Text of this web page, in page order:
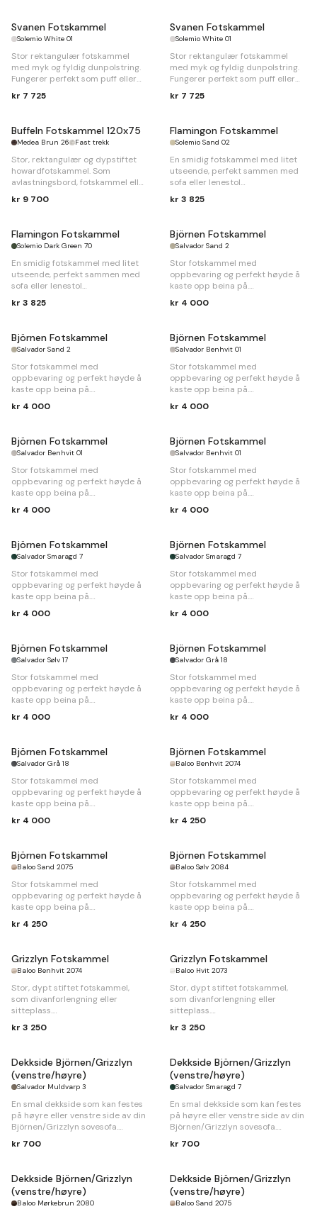
Svanen Fotskammel
Solemio White 01
Stor rektangulær fotskammel
med myk og fyldig dunpolstring.
Fungerer perfekt som puff eller
kr 7 725
Svanen Fotskammel
Solemio White 01
Stor rektangulær fotskammel
med myk og fyldig dunpolstring.
Fungerer perfekt som puff eller
kr 7 725
Buffeln Fotskammel 120x75
Medea Brun 26 Fast trekk
Stor, rektangulær og dypstiftet
howardfotskammel. Som
avlastningsbord, fotskammel eller
kr 9 700
Flamingon Fotskammel
Solemio Sand 02
En smidig fotskammel med litet
utseende, perfekt sammen med
sofa eller lenestol
B71 xD52 x
kr 3 825
Flamingon Fotskammel
Solemio Dark Green 70
En smidig fotskammel med litet
utseende, perfekt sammen med
sofa eller lenestol
B71 xD52 x
kr 3 825
Björnen Fotskammel
Salvador Sand 2
Stor fotskammel med
oppbevaring og perfekt høyde å
kaste opp beina på.
B100 xD
kr 4 000
Björnen Fotskammel
Salvador Sand 2
Stor fotskammel med
oppbevaring og perfekt høyde å
kaste opp beina på.
B100 xD
kr 4 000
Björnen Fotskammel
Salvador Benhvit 01
Stor fotskammel med
oppbevaring og perfekt høyde å
kaste opp beina på.
B100 xD
kr 4 000
Björnen Fotskammel
Salvador Benhvit 01
Stor fotskammel med
oppbevaring og perfekt høyde å
kaste opp beina på.
B100 xD
kr 4 000
Björnen Fotskammel
Salvador Benhvit 01
Stor fotskammel med
oppbevaring og perfekt høyde å
kaste opp beina på.
B100 xD
kr 4 000
Björnen Fotskammel
Salvador Smaragd 7
Stor fotskammel med
oppbevaring og perfekt høyde å
kaste opp beina på.
B100 xD
kr 4 000
Björnen Fotskammel
Salvador Smaragd 7
Stor fotskammel med
oppbevaring og perfekt høyde å
kaste opp beina på.
B100 xD
kr 4 000
Björnen Fotskammel
Salvador Sølv 17
Stor fotskammel med
oppbevaring og perfekt høyde å
kaste opp beina på.
B100 xD
kr 4 000
Björnen Fotskammel
Salvador Grå 18
Stor fotskammel med
oppbevaring og perfekt høyde å
kaste opp beina på.
B100 xD
kr 4 000
Björnen Fotskammel
Salvador Grå 18
Stor fotskammel med
oppbevaring og perfekt høyde å
kaste opp beina på.
B100 xD
kr 4 000
Björnen Fotskammel
Baloo Benhvit 2074
Stor fotskammel med
oppbevaring og perfekt høyde å
kaste opp beina på.
B100 xD
kr 4 250
Björnen Fotskammel
Baloo Sand 2075
Stor fotskammel med
oppbevaring og perfekt høyde å
kaste opp beina på.
B100 xD
kr 4 250
Björnen Fotskammel
Baloo Sølv 2084
Stor fotskammel med
oppbevaring og perfekt høyde å
kaste opp beina på.
B100 xD
kr 4 250
Grizzlyn Fotskammel
Baloo Benhvit 2074
Stor, dypt stiftet fotskammel,
som divanforlengning eller
sitteplass.
B96 xD76 x
kr 3 250
Grizzlyn Fotskammel
Baloo Hvit 2073
Stor, dypt stiftet fotskammel,
som divanforlengning eller
sitteplass.
B96 xD76 x
kr 3 250
Dekkside Björnen/Grizzlyn
(venstre/høyre)
Salvador Muldvarp 3
En smal dekkside som kan festes
på høyre eller venstre side av din
Björnen/Grizzlyn sovesofa.
B 120 x
kr 700
Dekkside Björnen/Grizzlyn
(venstre/høyre)
Salvador Smaragd 7
En smal dekkside som kan festes
på høyre eller venstre side av din
Björnen/Grizzlyn sovesofa.
B 120 x
kr 700
Dekkside Björnen/Grizzlyn
(venstre/høyre)
Baloo Mørkebrun 2080
Dekkside Björnen/Grizzlyn
(venstre/høyre)
Baloo Sand 2075